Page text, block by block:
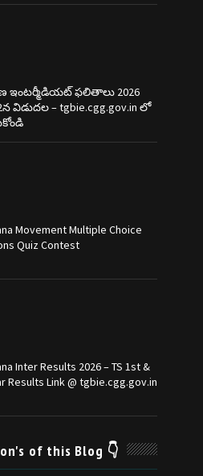
ఇంటర్మీడియట్ ఫలితాలు 2026
విడుదల – tgbie.cgg.gov.in లో
Movement Multiple Choice
Quiz Contest
Inter Results 2026 – TS 1st &
Results Link @ tgbie.cgg.gov.in
of this Blog 👇